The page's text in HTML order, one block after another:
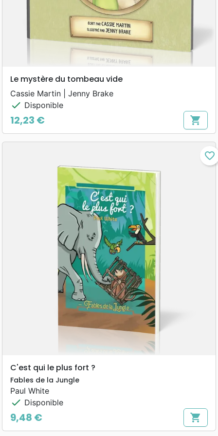
Le mystère du tombeau vide
Cassie Martin | Jenny Brake
check Disponible
Prix
12,23 € shopping_cart
favorite_border
C'est qui le plus fort ?
Fables de la Jungle
Paul White
check Disponible
Prix
9,48 € shopping_cart